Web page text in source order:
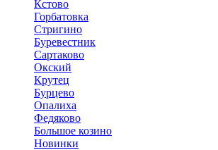
Кстово
Горбатовка
Стригино
Буревестник
Сартаково
Окский
Крутец
Бурцево
Опалиха
Федяково
Большое козино
Новинки